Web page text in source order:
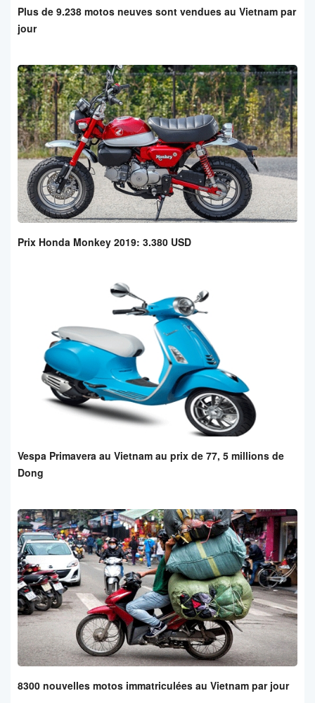
Plus de 9.238 motos neuves sont vendues au Vietnam par
jour
Prix Honda Monkey 2019: 3.380 USD
Vespa Primavera au Vietnam au prix de 77, 5 millions de
Dong
8300 nouvelles motos immatriculées au Vietnam par jour